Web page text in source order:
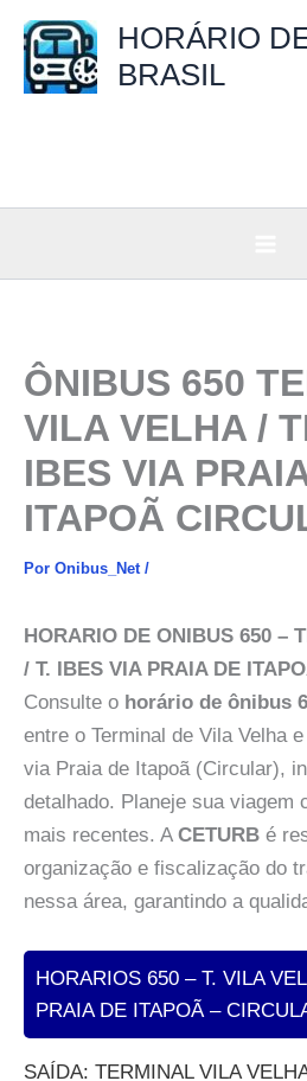
para
HORÁRIO
BRASIL
ÔNIBUS 650
VILA VELHA /
IBES VIA
ITAPOÃ
Por Onibus_Net /
HORARIO DE ONIBUS 650 –
/ T. IBES VIA PRAIA DE
Consulte o horário de ônibus
entre o Terminal de Vila Velha
via Praia de Itapoã (Circular),
detalhado. Planeje sua viagem
mais recentes. A CETURB é
organização e fiscalização do
nessa área, garantindo a
HORARIOS 650 – T. VILA
PRAIA DE ITAPOÃ –
SAÍDA: TERMINAL VILA